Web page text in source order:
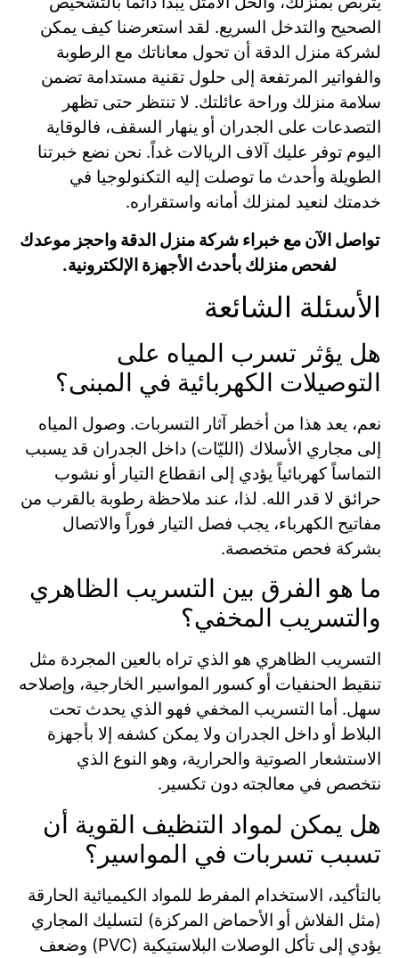
الصحيح والتدخل السريع. لقد استعرضنا كيف يمكن
لشركة منزل الدقة أن تحول معاناتك مع الرطوبة
والفواتير المرتفعة إلى حلول تقنية مستدامة تضمن
سلامة منزلك وراحة عائلتك. لا تنتظر حتى تظهر
التصدعات على الجدران أو ينهار السقف، فالوقاية
اليوم توفر عليك آلاف الريالات غداً. نحن نضع خبرتنا
الطويلة وأحدث ما توصلت إليه التكنولوجيا في
خدمتك لنعيد لمنزلك أمانه واستقراره.
تواصل الآن مع خبراء شركة منزل الدقة واحجز موعدك
لفحص منزلك بأحدث الأجهزة الإلكترونية.
الأسئلة الشائعة
هل يؤثر تسرب المياه على
التوصيلات الكهربائية في المبنى؟
نعم، يعد هذا من أخطر آثار التسربات. وصول المياه
إلى مجاري الأسلاك (الليّات) داخل الجدران قد يسبب
التماساً كهربائياً يؤدي إلى انقطاع التيار أو نشوب
حرائق لا قدر الله. لذا، عند ملاحظة رطوبة بالقرب من
مفاتيح الكهرباء، يجب فصل التيار فوراً والاتصال
بشركة فحص متخصصة.
ما هو الفرق بين التسريب الظاهري
والتسريب المخفي؟
التسريب الظاهري هو الذي تراه بالعين المجردة مثل
تنقيط الحنفيات أو كسور المواسير الخارجية، وإصلاحه
سهل. أما التسريب المخفي فهو الذي يحدث تحت
البلاط أو داخل الجدران ولا يمكن كشفه إلا بأجهزة
الاستشعار الصوتية والحرارية، وهو النوع الذي
نتخصص في معالجته دون تكسير.
هل يمكن لمواد التنظيف القوية أن
تسبب تسربات في المواسير؟
بالتأكيد، الاستخدام المفرط للمواد الكيميائية الحارقة
(مثل الفلاش أو الأحماض المركزة) لتسليك المجاري
يؤدي إلى تأكل الوصلات البلاستيكية (PVC) وضعف